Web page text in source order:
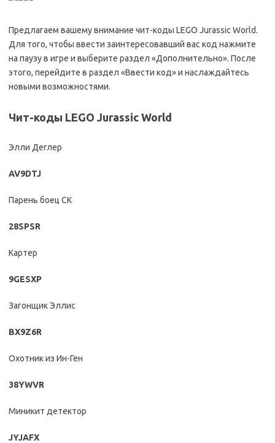
Предлагаем вашему внимание чит-коды LEGO Jurassic World.
Для того, чтобы ввести заинтересовавший вас код нажмите
на паузу в игре и выберите раздел «Дополнительно». После
этого, перейдите в раздел «Ввести код» и наслаждайтесь
новыми возможностями.
Чит-коды LEGO Jurassic World
Элли Деглер
AV9DTJ
Парень боец СК
28SPSR
Картер
9GESXP
Загонщик Эллис
BX9Z6R
Охотник из Ин-Ген
38YWVR
Миникит детектор
JYJAFX